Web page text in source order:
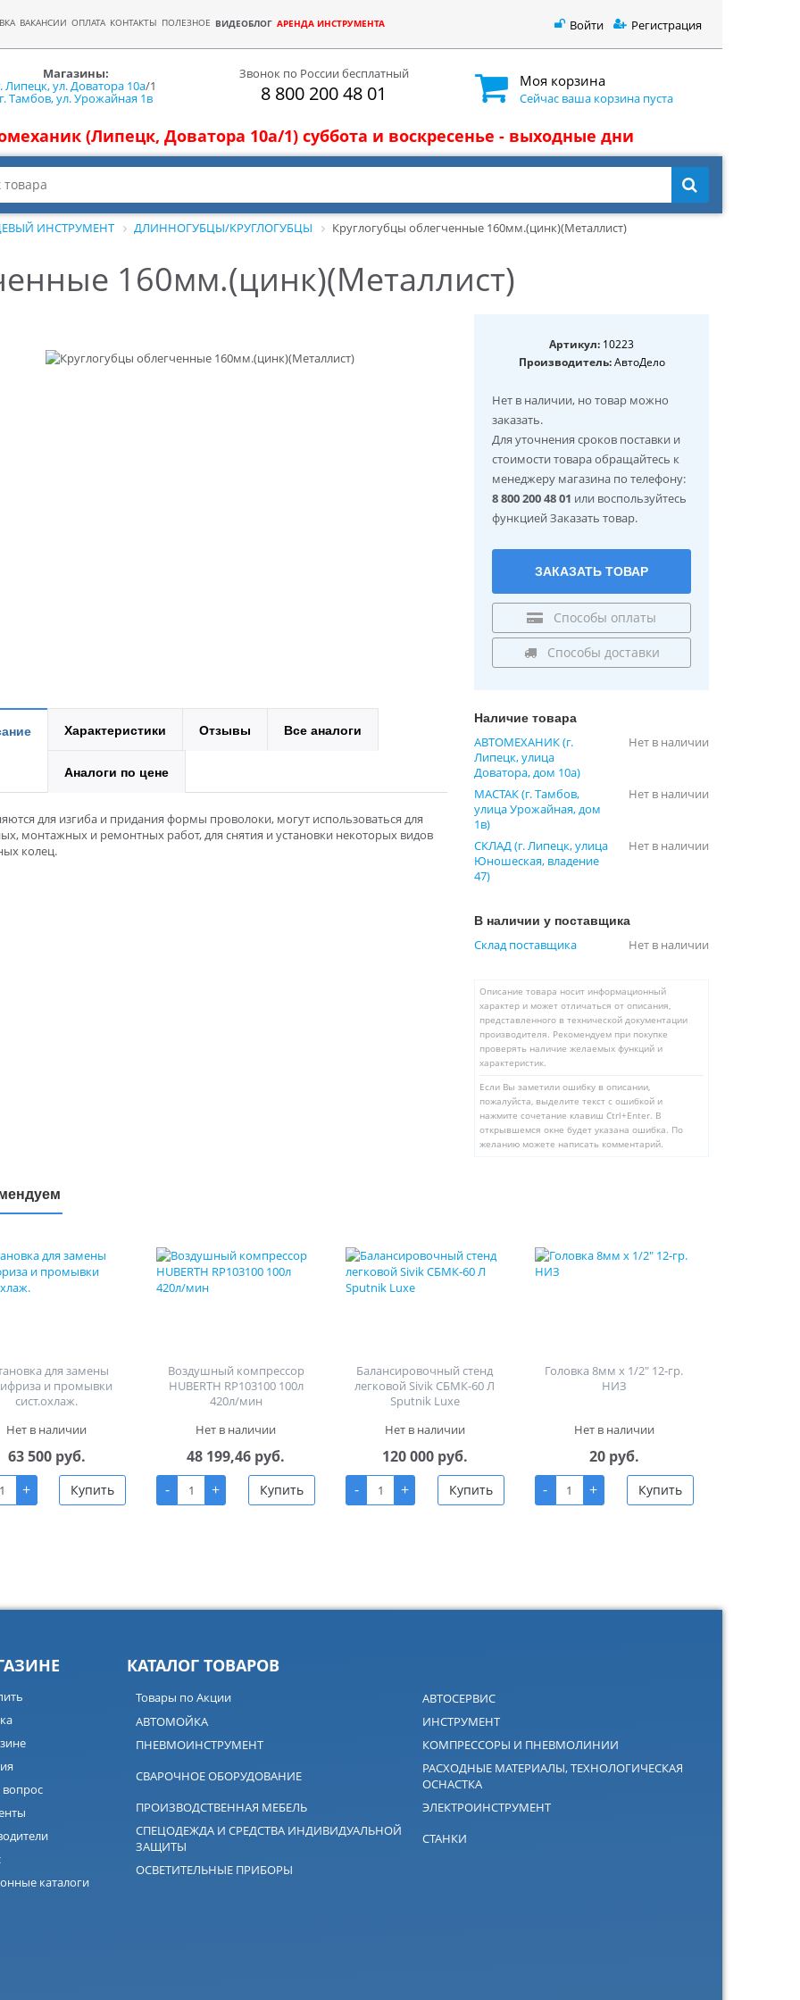
ВАКАНСИИ ОПЛАТА КОНТАКТЫ ПОЛЕЗНОЕ ВИДЕОБЛОГ АРЕНДА ИНСТРУМЕНТА Войти Регистрация
Магазины:
Липецк, ул. Доватора 10а/1
г. Тамбов, ул. Урожайная 1в
Звонок по России бесплатный
8 800 200 48 01
Моя корзина
Сейчас ваша корзина пуста
(Липецк, Доватора 10а/1) суббота и воскресенье - выходные дни
ИНСТРУМЕНТ ДЛИННОГУБЦЫ/КРУГЛОГУБЦЫ Круглогубцы облегченные 160мм.(цинк)(Металлист)
160мм.(цинк)(Металлист)
Артикул: 10223
Производитель:АвтоДело
Нет в наличии, но товар можно
заказать.
Для уточнения сроков поставки и
стоимости товара обращайтесь к
менеджеру магазина по телефону:
8 800 200 48 01 или воспользуйтесь
функцией Заказать товар.
ЗАКАЗАТЬ ТОВАР
Способы оплаты
Способы доставки
Характеристики Отзывы Все аналоги
Аналоги по цене
для изгиба и придания формы проволоки, могут использоваться для
монтажных и ремонтных работ, для снятия и установки некоторых видов
колец.
Наличие товара
АВТОМЕХАНИК (г.
Липецк, улица
Доватора, дом 10а)
Нет в наличии
МАСТАК (г. Тамбов,
улица Урожайная, дом
1в)
Нет в наличии
СКЛАД (г. Липецк, улица
Юношеская, владение
47)
Нет в наличии
В наличии у поставщика
Склад поставщика Нет в наличии
Описание товара носит информационный
характер и может отличаться от описания,
представленного в технической документации
производителя. Рекомендуем при покупке
проверять наличие желаемых функций и
характеристик.
Если Вы заметили ошибку в описании,
пожалуйста, выделите текст с ошибкой и
нажмите сочетание клавиш Ctrl+Enter. В
открывшемся окне будет указана ошибка. По
желанию можете написать комментарий.
для замены
и промывки
сист.охлаж.
Нет в наличии
63 500 руб.
+ Купить
Воздушный компрессор
HUBERTH RP103100 100л
420л/мин
Нет в наличии
48 199,46 руб.
-
+ Купить
Балансировочный стенд
легковой Sivik СБМК-60 Л
Sputnik Luxe
Нет в наличии
120 000 руб.
-
+ Купить
Головка 8мм х 1/2" 12-гр.
НИЗ
Нет в наличии
20 руб.
-
+ Купить
вопрос
каталоги
КАТАЛОГ ТОВАРОВ
Товары по Акции
АВТОСЕРВИС
АВТОМОЙКА
ИНСТРУМЕНТ
ПНЕВМОИНСТРУМЕНТ
КОМПРЕССОРЫ И ПНЕВМОЛИНИИ
СВАРОЧНОЕ ОБОРУДОВАНИЕ
РАСХОДНЫЕ МАТЕРИАЛЫ, ТЕХНОЛОГИЧЕСКАЯ
ОСНАСТКА
ПРОИЗВОДСТВЕННАЯ МЕБЕЛЬ
ЭЛЕКТРОИНСТРУМЕНТ
СПЕЦОДЕЖДА И СРЕДСТВА ИНДИВИДУАЛЬНОЙ
ЗАЩИТЫ
СТАНКИ
ОСВЕТИТЕЛЬНЫЕ ПРИБОРЫ